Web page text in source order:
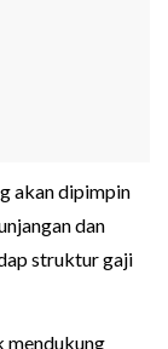
akan dipimpin
dan
struktur gaji
mendukung